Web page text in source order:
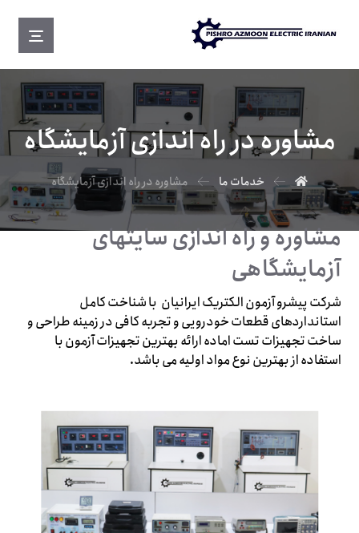
مشاوره در راه اندازی آزمایشگاه
خدمات ما مشاوره در راه اندازی آزمایشگاه
مشاوره و راه اندازی سایتهای
آزمایشگاهی
شرکت پیشرو آزمون الکتریک ایرانیان با شناخت کامل
استانداردهای قطعات خودرویی و تجربه کافی در زمینه طراحی و
ساخت تجهیزات تست اماده ارائه بهترین تجهیزات آزمون با
استفاده از بهترین نوع مواد اولیه می باشد.